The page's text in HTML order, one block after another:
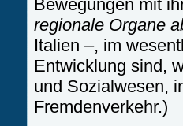
Bewegungen mit
regionale Organe
Italien –, im
Entwicklung sind,
und Sozialwesen,
Fremdenverkehr.)